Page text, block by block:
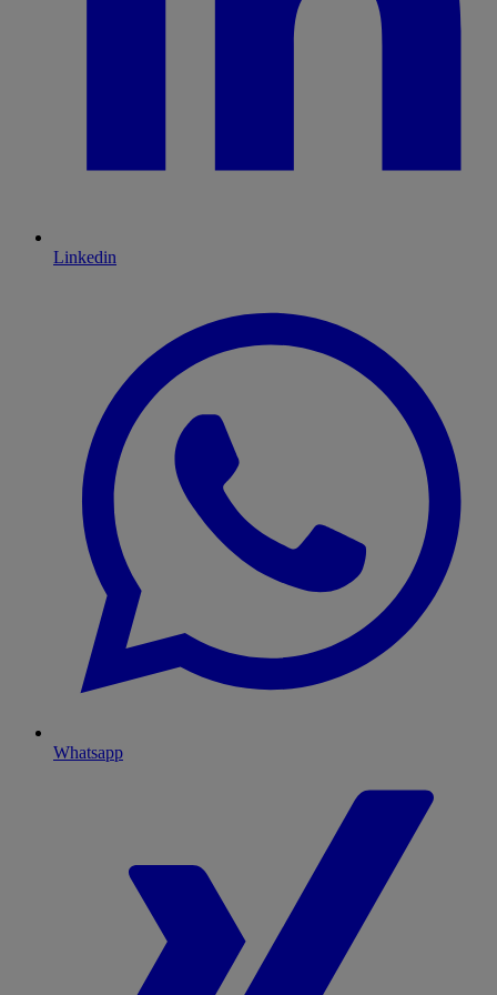
Linkedin
Whatsapp